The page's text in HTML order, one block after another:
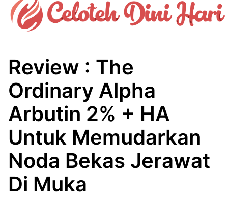
Review : The
Ordinary Alpha
Arbutin 2% + HA
Untuk Memudarkan
Noda Bekas Jerawat
Di Muka